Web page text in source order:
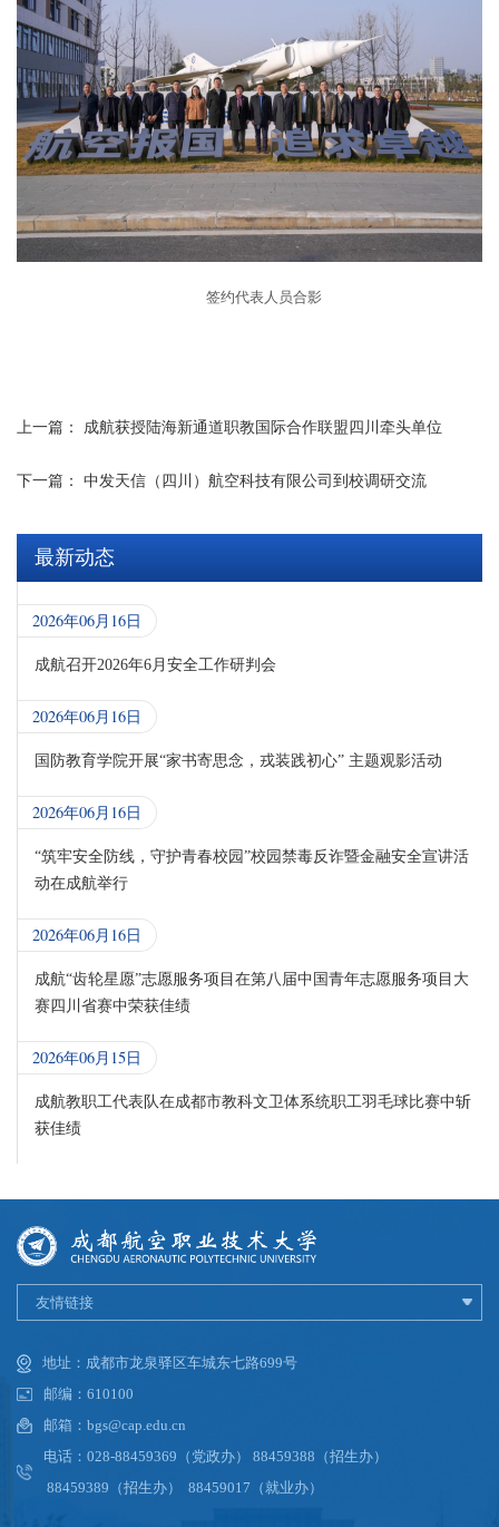
签约代表人员合影
上一篇： 成航获授陆海新通道职教国际合作联盟四川牵头单位
下一篇： 中发天信（四川）航空科技有限公司到校调研交流
最新动态
2026年06月16日
成航召开2026年6月安全工作研判会
2026年06月16日
国防教育学院开展“家书寄思念，戎装践初心” 主题观影活动
2026年06月16日
“筑牢安全防线，守护青春校园”校园禁毒反诈暨金融安全宣讲活
动在成航举行
2026年06月16日
成航“齿轮星愿”志愿服务项目在第八届中国青年志愿服务项目大
赛四川省赛中荣获佳绩
2026年06月15日
成航教职工代表队在成都市教科文卫体系统职工羽毛球比赛中斩
获佳绩
友情链接
地址：成都市龙泉驿区车城东七路699号
邮编：610100
邮箱：bgs@cap.edu.cn
电话：028-88459369（党政办） 88459388（招生办）
88459389（招生办） 88459017（就业办）